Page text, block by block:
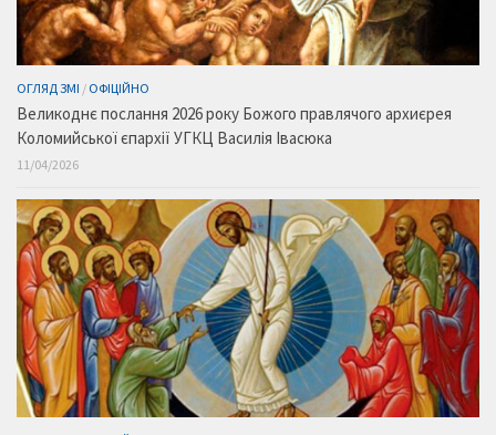
ОГЛЯД ЗМІ / ОФІЦІЙНО
Великоднє послання 2026 року Божого правлячого архиєрея
Коломийської єпархії УГКЦ Василія Івасюка
11/04/2026